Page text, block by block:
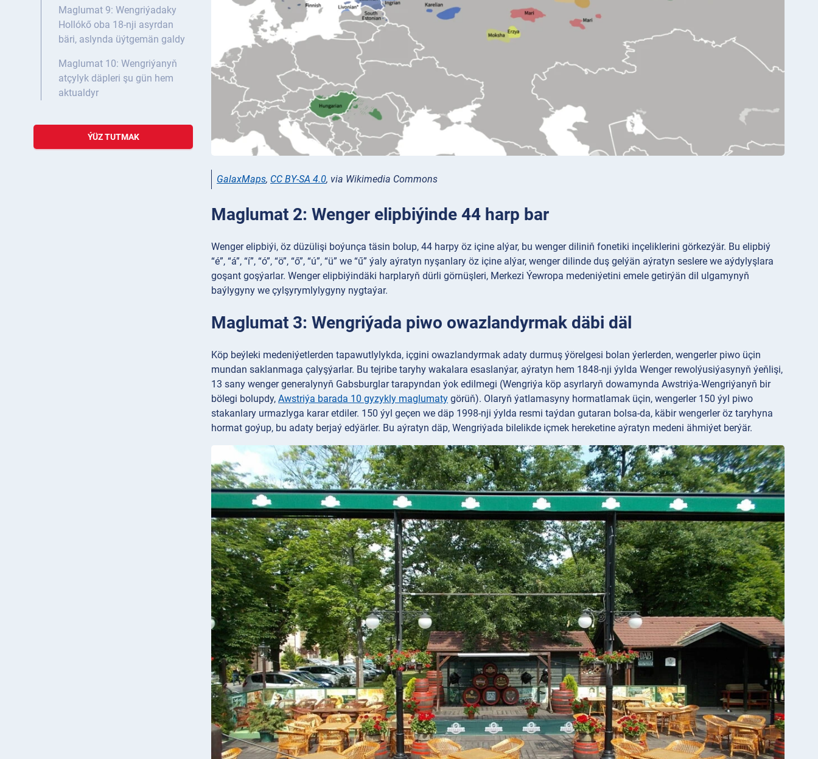
Maglumat 9: Wengriýadaky
Hollókő oba 18-nji asyrdan
bäri, aslynda üýtgemän galdy
Maglumat 10: Wengriýanyň
atçylyk däpleri şu gün hem
aktualdyr
ÝÜZ TUTMAK
GalaxMaps, CC BY-SA 4.0, via Wikimedia Commons
Maglumat 2: Wenger elipbiýinde 44 harp bar
Wenger elipbiýi, öz düzülişi boýunça täsin bolup, 44 harpy öz içine alýar, bu wenger diliniň fonetiki inçeliklerini görkezýär. Bu elipbiý
“é”, “á”, “í”, “ó”, “ö”, “ő”, “ú”, “ü” we “ű” ýaly aýratyn nyşanlary öz içine alýar, wenger dilinde duş gelýän aýratyn seslere we aýdylyşlara
goşant goşýarlar. Wenger elipbiýindäki harplaryň dürli görnüşleri, Merkezi Ýewropa medeniýetini emele getirýän dil ulgamynyň
baýlygyny we çylşyrymlylygyny nygtaýar.
Maglumat 3: Wengriýada piwo owazlandyrmak däbi däl
Köp beýleki medeniýetlerden tapawutlylykda, içgini owazlandyrmak adaty durmuş ýörelgesi bolan ýerlerden, wengerler piwo üçin
mundan saklanmaga çalyşýarlar. Bu tejribe taryhy wakalara esaslanýar, aýratyn hem 1848-nji ýylda Wenger rewolýusiýasynyň ýeňlişi,
13 sany wenger generalynyň Gabsburglar tarapyndan ýok edilmegi (Wengriýa köp asyrlaryň dowamynda Awstriýa-Wengriýanyň bir
bölegi bolupdy, Awstriýa barada 10 gyzykly maglumaty görüň). Olaryň ýatlamasyny hormatlamak üçin, wengerler 150 ýyl piwo
stakanlary urmazlyga karar etdiler. 150 ýyl geçen we däp 1998-nji ýylda resmi taýdan gutaran bolsa-da, käbir wengerler öz taryhyna
hormat goýup, bu adaty berjaý edýärler. Bu aýratyn däp, Wengriýada bilelikde içmek hereketine aýratyn medeni ähmiýet berýär.